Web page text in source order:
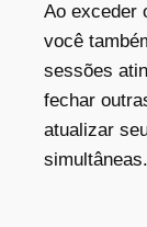
Ao exceder
você
sessões
fechar
atualizar
simultâneas.